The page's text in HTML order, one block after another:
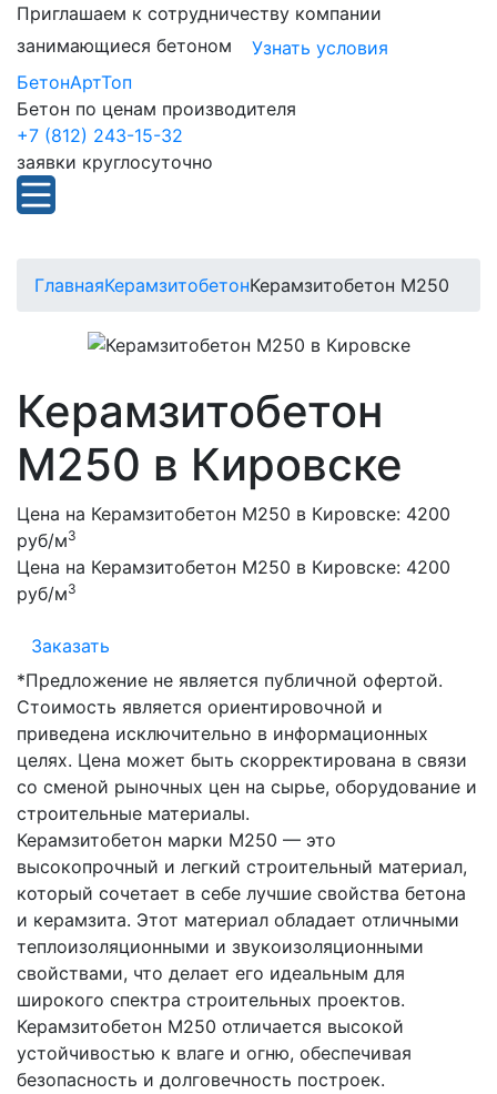
Приглашаем к сотрудничеству компании
занимающиеся бетоном
Узнать условия
БетонАртТоп
Бетон по ценам производителя
+7 (812) 243-15-32
заявки круглосуточно
ГлавнаяКерамзитобетонКерамзитобетон М250
Керамзитобетон
М250 в Кировске
Цена на Керамзитобетон М250 в Кировске: 4200
руб/м3
Цена на Керамзитобетон М250 в Кировске: 4200
руб/м3
Заказать
*Предложение не является публичной офертой.
Стоимость является ориентировочной и
приведена исключительно в информационных
целях. Цена может быть скорректирована в связи
со сменой рыночных цен на сырье, оборудование и
строительные материалы.
Керамзитобетон марки М250 — это
высокопрочный и легкий строительный материал,
который сочетает в себе лучшие свойства бетона
и керамзита. Этот материал обладает отличными
теплоизоляционными и звукоизоляционными
свойствами, что делает его идеальным для
широкого спектра строительных проектов.
Керамзитобетон М250 отличается высокой
устойчивостью к влаге и огню, обеспечивая
безопасность и долговечность построек.